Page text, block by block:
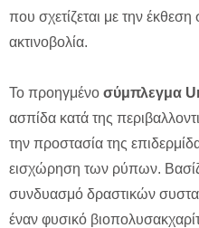
που σχετίζεται με την
ακτινοβολία.
Το προηγμένο σύμπλεγμα
ασπίδα κατά της
την προστασία της
εισχώρηση των ρύπων.
συνδυασμό δραστικών
έναν φυσικό